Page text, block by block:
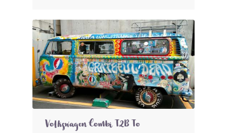
Volkswagen Combi T2B To